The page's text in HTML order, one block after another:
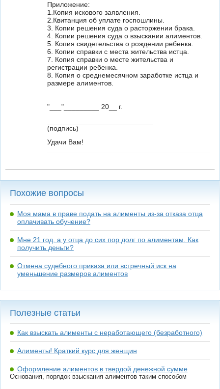
Приложение:
1.Копия искового заявления.
2.Квитанция об уплате госпошлины.
3. Копии решения суда о расторжении брака.
4. Копии решения суда о взыскании алиментов.
5. Копия свидетельства о рождении ребенка.
6. Копии справки с места жительства истца.
7. Копия справки о месте жительства и
регистрации ребенка.
8. Копия о среднемесячном заработке истца и
размере алиментов.
"___"_________ 20__ г.
(подпись)
Удачи Вам!
Похожие вопросы
Моя мама в праве подать на алименты из-за отказа отца
оплачивать обучение?
Мне 21 год, а у отца до сих пор долг по алиментам. Как
получить деньги?
Отмена судебного приказа или встречный иск на
уменьшение размеров алиментов
Полезные статьи
Как взыскать алименты с неработающего (безработного)
Алименты! Краткий курс для женщин
Оформление алиментов в твердой денежной сумме
Основания, порядок взыскания алиментов таким способом